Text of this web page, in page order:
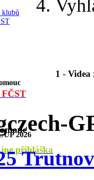
klubů
2026
1 - Videa
FČST
přihláška